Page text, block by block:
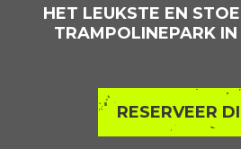
HET LEUKSTE EN
TRAMPOLINEPARK
RESERVEER